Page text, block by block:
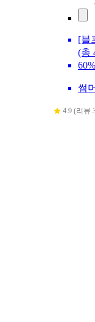
[블
(총
60%
썸
4.9 (리뷰